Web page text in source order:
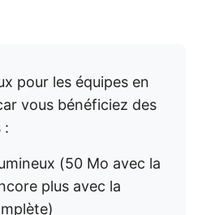
pour les équipes en
vous bénéficiez des
:
(50 Mo avec la
plus avec la